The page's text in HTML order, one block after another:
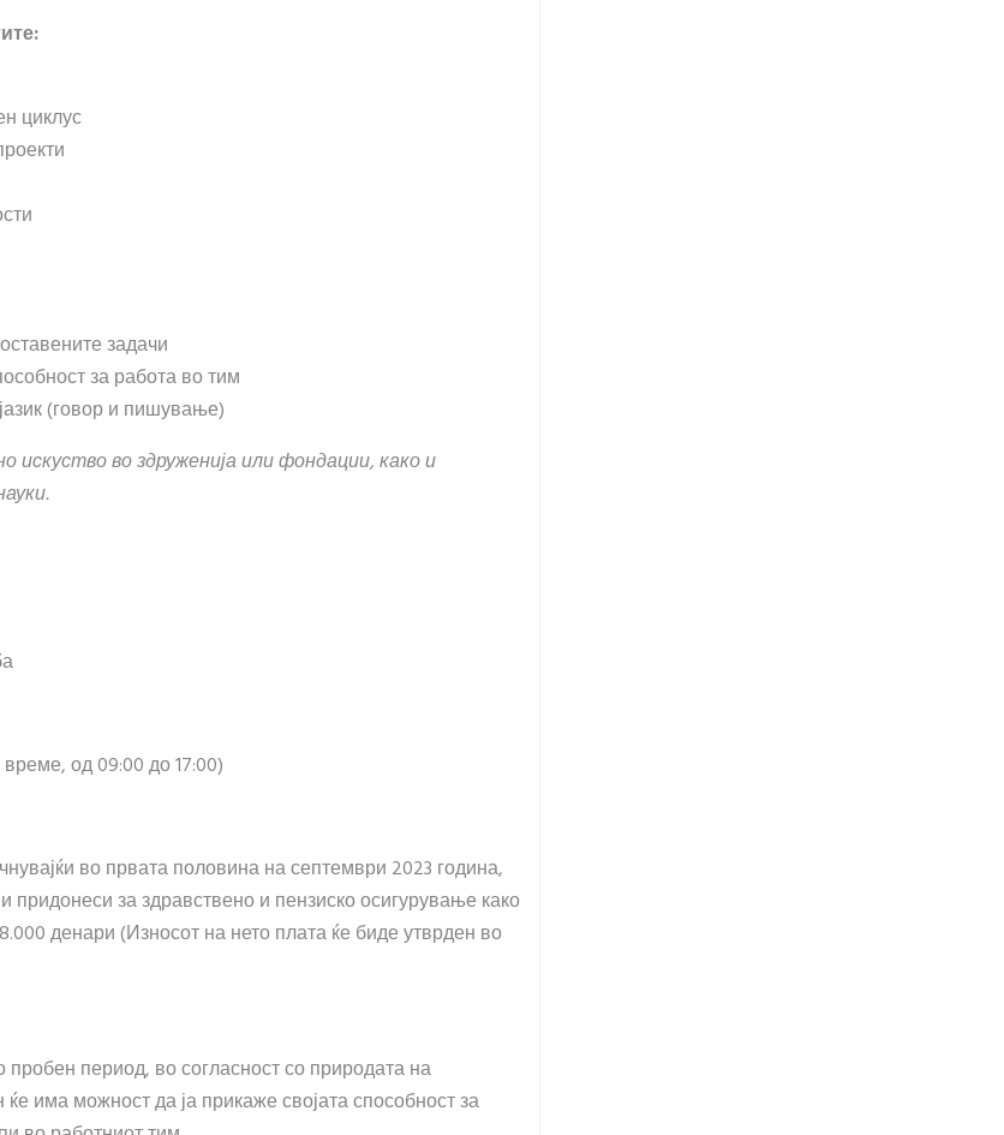
циклус
задачи
за работа во тим
(говор и пишување)
во здруженија или фондации, како и
од 09:00 до 17:00)
во првата половина на септември 2023 година,
придонеси за здравствено и пензиско осигурување како
денари (Износот на нето плата ќе биде утврден во
период, во согласност со природата на
има можност да ја прикаже својата способност за